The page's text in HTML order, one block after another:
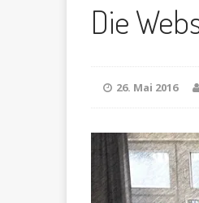
Die
26. Mai 2016